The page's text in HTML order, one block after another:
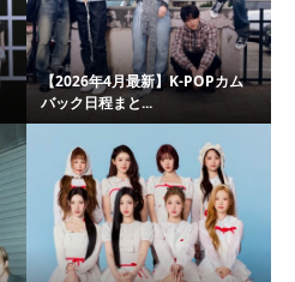
【2026年4月最新】K-POPカム
バック日程まと...